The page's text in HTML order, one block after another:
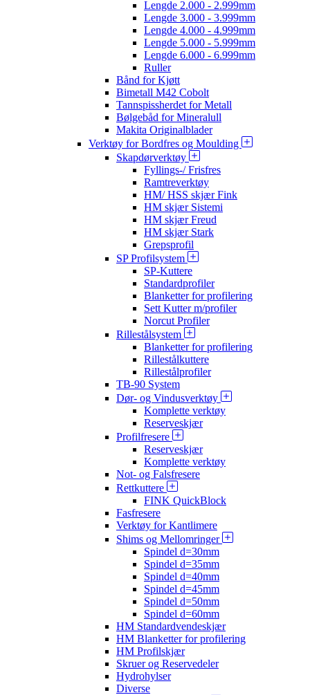
Lengde 2.000 - 2.999mm
Lengde 3.000 - 3.999mm
Lengde 4.000 - 4.999mm
Lengde 5.000 - 5.999mm
Lengde 6.000 - 6.999mm
Ruller
Bånd for Kjøtt
Bimetall M42 Cobolt
Tannspissherdet for Metall
Bølgebåd for Mineralull
Makita Originalblader
Verktøy for Bordfres og Moulding
Skapdørverktøy
Fyllings-/ Frisfres
Ramtreverktøy
HM/ HSS skjær Fink
HM skjær Sistemi
HM skjær Freud
HM skjær Stark
Grepsprofil
SP Profilsystem
SP-Kuttere
Standardprofiler
Blanketter for profilering
Sett Kutter m/profiler
Norcut Profiler
Rillestålsystem
Blanketter for profilering
Rillestålkuttere
Rillestålprofiler
TB-90 System
Dør- og Vindusverktøy
Komplette verktøy
Reserveskjær
Profilfresere
Reserveskjær
Komplette verktøy
Not- og Falsfresere
Rettkuttere
FINK QuickBlock
Fasfresere
Verktøy for Kantlimere
Shims og Mellomringer
Spindel d=30mm
Spindel d=35mm
Spindel d=40mm
Spindel d=45mm
Spindel d=50mm
Spindel d=60mm
HM Standardvendeskjær
HM Blanketter for profilering
HM Profilskjær
Skruer og Reservedeler
Hydrohylser
Diverse